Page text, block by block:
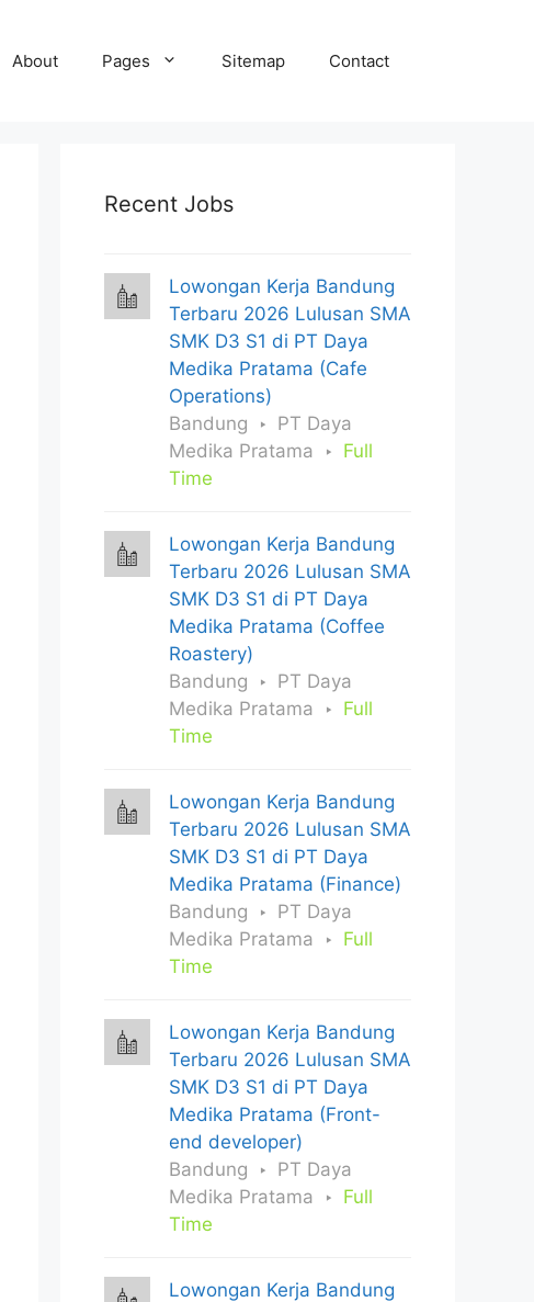
About Pages Sitemap Contact
Recent Jobs
Lowongan Kerja Bandung
Terbaru 2026 Lulusan SMA
SMK D3 S1 di PT Daya
Medika Pratama (Cafe
Operations)
Bandung
PT Daya
Medika Pratama
Full
Time
Lowongan Kerja Bandung
Terbaru 2026 Lulusan SMA
SMK D3 S1 di PT Daya
Medika Pratama (Coffee
Roastery)
Bandung
PT Daya
Medika Pratama
Full
Time
Lowongan Kerja Bandung
Terbaru 2026 Lulusan SMA
SMK D3 S1 di PT Daya
Medika Pratama (Finance)
Bandung
PT Daya
Medika Pratama
Full
Time
Lowongan Kerja Bandung
Terbaru 2026 Lulusan SMA
SMK D3 S1 di PT Daya
Medika Pratama (Front-
end developer)
Bandung
PT Daya
Medika Pratama
Full
Time
Lowongan Kerja Bandung